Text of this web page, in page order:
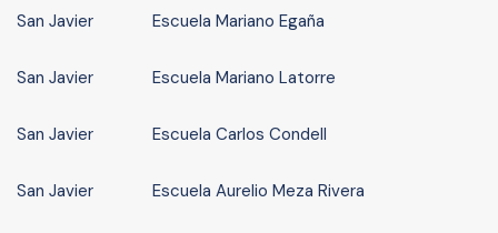
San Javier Escuela Mariano Egaña
San Javier Escuela Mariano Latorre
San Javier Escuela Carlos Condell
San Javier Escuela Aurelio Meza Rivera